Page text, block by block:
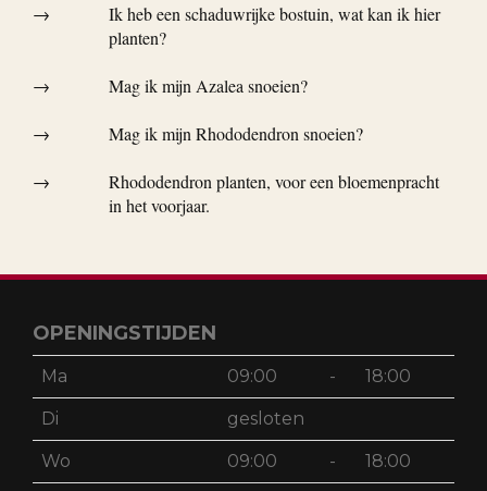
→
Ik heb een schaduwrijke bostuin, wat kan ik hier
planten?
→ Mag ik mijn Azalea snoeien?
→ Mag ik mijn Rhododendron snoeien?
→
Rhododendron planten, voor een bloemenpracht
in het voorjaar.
OPENINGSTIJDEN
Ma 09:00 - 18:00
Di gesloten
Wo 09:00 - 18:00